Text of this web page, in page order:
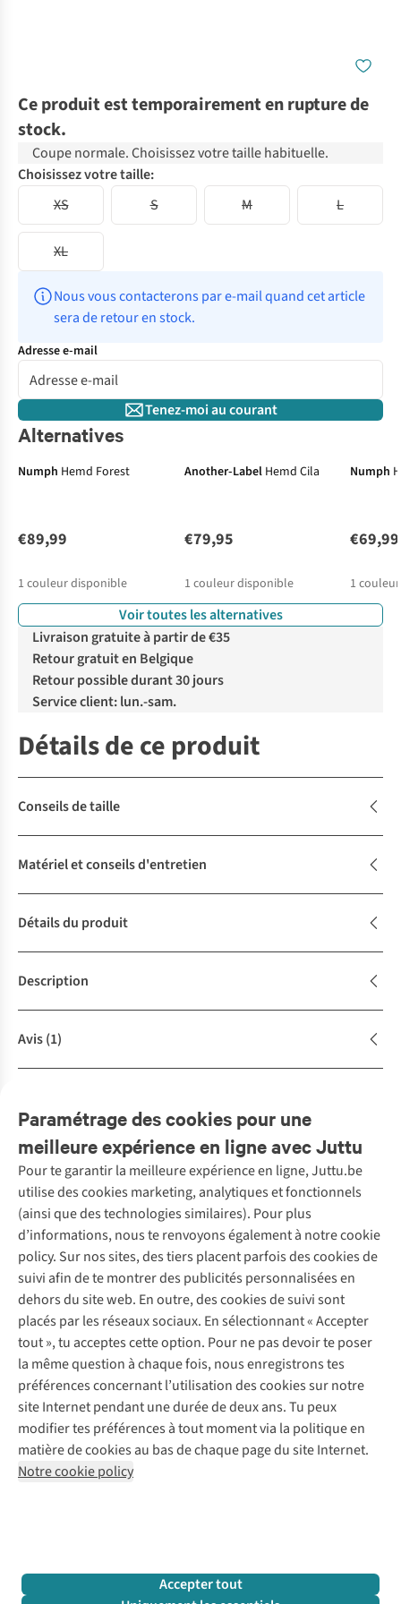
Ce produit est temporairement en rupture de
stock.
Coupe normale. Choisissez votre taille habituelle.
Choisissez votre taille:
XS
S M L
XL
Nous vous contacterons par e-mail quand cet article
sera de retour en stock.
Adresse e-mail
Tenez-moi au courant
Alternatives
Numph Hemd Forest
€89,99
1 couleur disponible
Another-Label Hemd Cila
€79,95
1 couleur disponible
Numph
€69,99
1
Voir toutes les alternatives
Livraison gratuite à partir de €35
Retour gratuit en Belgique
Retour possible durant 30 jours
Service client: lun.-sam.
Détails de ce produit
Conseils de taille
Matériel et conseils d'entretien
Détails du produit
Description
Avis(1)
Complétez le look
Achète la tenue
Paramétrage des cookies pour une
meilleure expérience en ligne avec Juttu
Pour te garantir la meilleure expérience en ligne, Juttu.be
utilise des cookies marketing, analytiques et fonctionnels
(ainsi que des technologies similaires). Pour plus
d’informations, nous te renvoyons également à notre cookie
policy. Sur nos sites, des tiers placent parfois des cookies de
suivi afin de te montrer des publicités personnalisées en
dehors du site web. En outre, des cookies de suivi sont
placés par les réseaux sociaux. En sélectionnant « Accepter
tout », tu acceptes cette option. Pour ne pas devoir te poser
la même question à chaque fois, nous enregistrons tes
préférences concernant l’utilisation des cookies sur notre
site Internet pendant une durée de deux ans. Tu peux
modifier tes préférences à tout moment via la politique en
matière de cookies au bas de chaque page du site Internet.
Notre cookie policy
Accepter tout
Service client
Questions fréquentes
Commander
Payer
10 % réduction étudiants
Klarna : post-paiement
Livraison
Retourner
Rétractation d'une commande
Garantie
Contact
Nos services
Vintage - ReJUsed
Atelier de couture
Personal shopping
Boîte à vêtements
Événements / ateliers
Juttu
Qui sommes-nous ?
Juttu Friends
Inspiration
Travailler chez Juttu
Nos magasins
Le monde de Juttu
Entrepreneuriat responsable
Déclaration d’accessibilité
Abonne-toi à la newsletter
Suivez-nous
+32 (0)3 828 30 15 team@juttu.be
BTW BE 0416.762.280